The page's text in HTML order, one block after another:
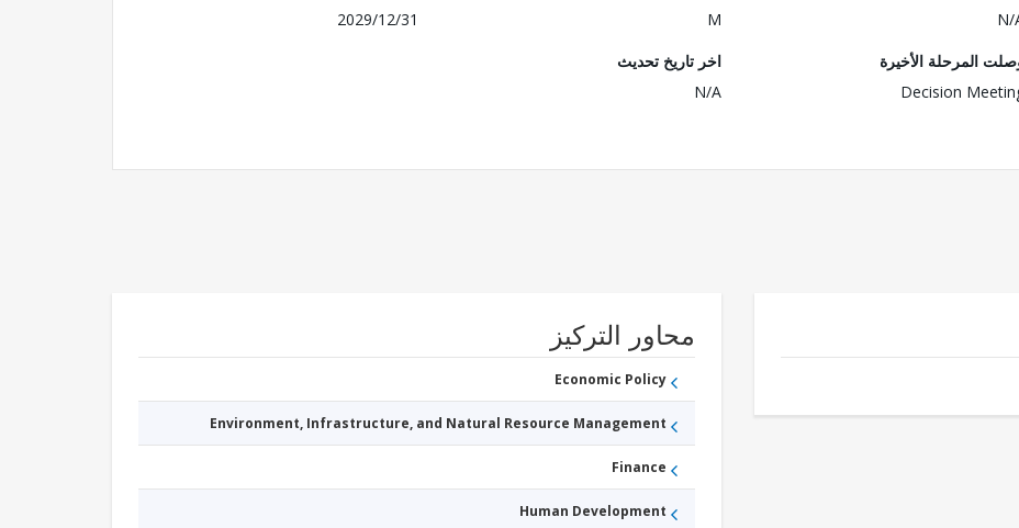
N/
M
2029/12/31
المرحلة الأخيرة
Decision
اخر تاريخ تحديث
N/A
محاور التركيز
Economic Policy
Environment, Infrastructure, and Natural Resource Management
Finance
Human Development